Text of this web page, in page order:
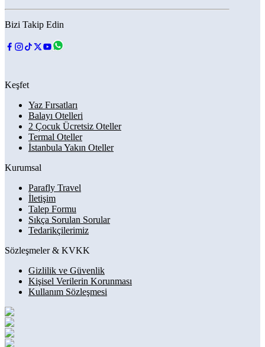
Bizi Takip Edin
Keşfet
Yaz Fırsatları
Balayı Otelleri
2 Çocuk Ücretsiz Oteller
Termal Oteller
İstanbula Yakın Oteller
Kurumsal
Parafly Travel
İletişim
Talep Formu
Sıkça Sorulan Sorular
Tedarikçilerimiz
Sözleşmeler & KVKK
Gizlilik ve Güvenlik
Kişisel Verilerin Korunması
Kullanım Sözleşmesi